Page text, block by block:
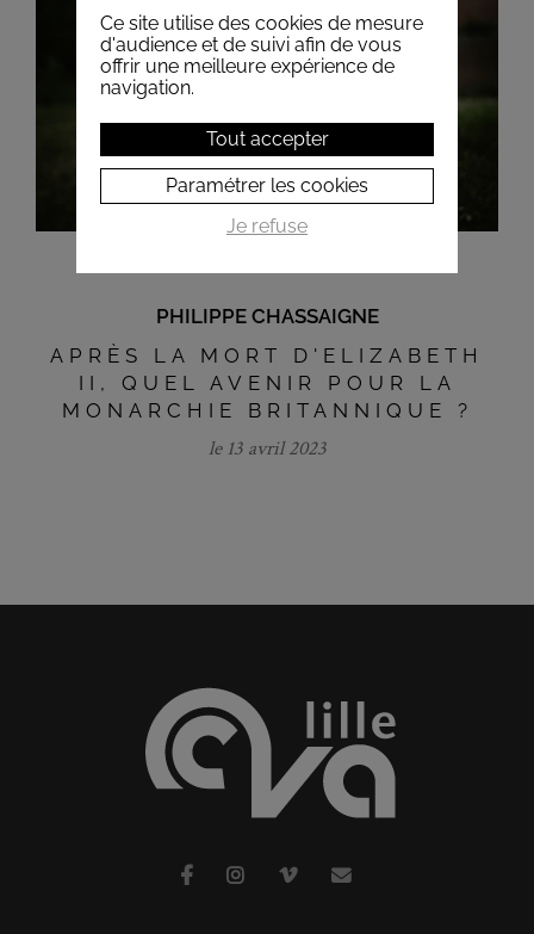
PHILIPPE CHASSAIGNE
APRÈS LA MORT D'ELIZABETH
II, QUEL AVENIR POUR LA
MONARCHIE BRITANNIQUE ?
le 13 avril 2023
Ce site utilise des cookies de mesure
d'audience et de suivi afin de vous
offrir une meilleure expérience de
navigation.
Tout accepter
Paramétrer les cookies
Je refuse